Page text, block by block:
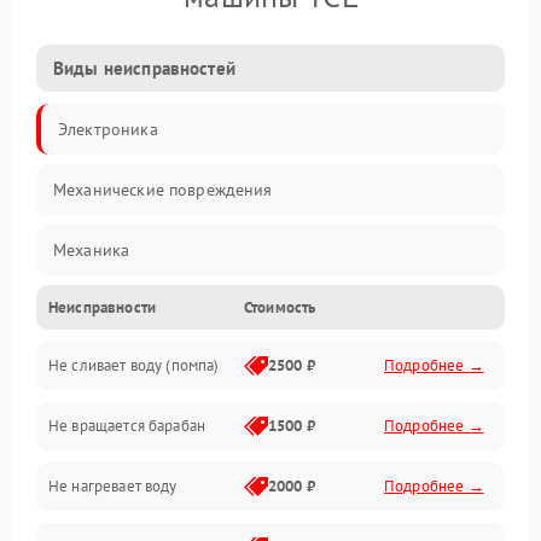
Виды неисправностей
Электроника
Механические повреждения
Механика
Электропитание
Водоснабжение
Слив
Программное обеспечение
Неисправности Стоимость
Не сливает воду (помпа) 2500 ₽ Подробнее →
Не вращается барабан 1500 ₽ Подробнее →
Не нагревает воду 2000 ₽ Подробнее →